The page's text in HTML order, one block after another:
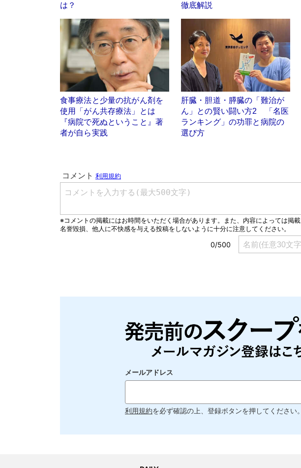
は？
徹底解説
食事療法と少量の抗がん剤を
使用「がん共存療法」とは
『病院で死ぬということ』著
者が自ら実践
肝臓・胆道・膵臓の「難治が
ん」との賢い闘い方2 「名医
ランキング」の功罪と病院の
選び方
メールアドレス
利用規約を必ず確認の上、登録ボタンを押してください。